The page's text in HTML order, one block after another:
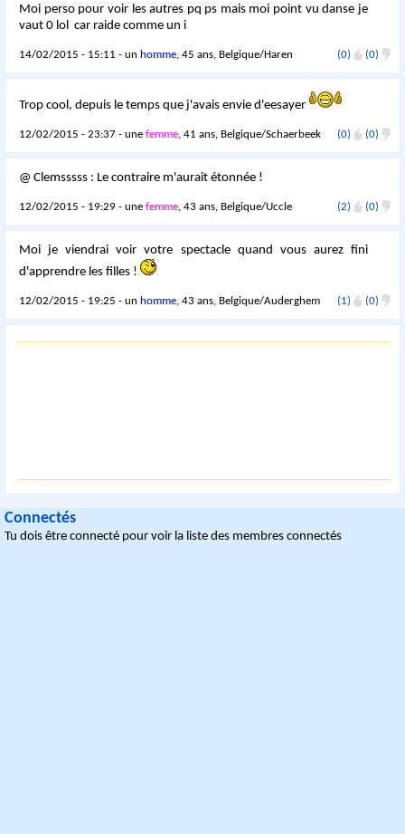
Moi perso pour voir les autres pq ps mais moi point vu danse je
vaut 0 lol car raide comme un i
14/02/2015 - 15:11 - un homme, 45 ans, Belgique/Haren (0) (0)
Trop cool, depuis le temps que j'avais envie d'eesayer
12/02/2015 - 23:37 - unefemme, 41 ans, Belgique/Schaerbeek (0) (0)
@ Clemsssss : Le contraire m'aurait étonnée !
12/02/2015 - 19:29 - unefemme, 43 ans, Belgique/Uccle (2) (0)
Moi je viendrai voir votre spectacle quand vous aurez fini
d'apprendre les filles !
12/02/2015 - 19:25 - un homme, 43 ans, Belgique/Auderghem (1) (0)
Connectés
Tu dois être connecté pour voir la liste des membres connectés